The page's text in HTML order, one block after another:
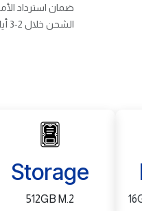
ضمان استرداد الأموال
الشحن خلال 2-3 أيام عمل
Storage
512GB M.2